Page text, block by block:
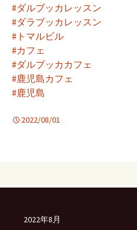
#ダルブッカレッスン
#ダラブッカレッスン
#トマルビル
#カフェ
#ダルブッカカフェ
#鹿児島カフェ
#鹿児島
2022/08/01
2022年8月